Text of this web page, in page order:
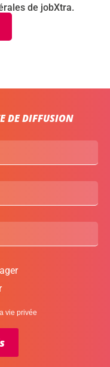
de jobXtra.
DE DIFFUSION
vie privée